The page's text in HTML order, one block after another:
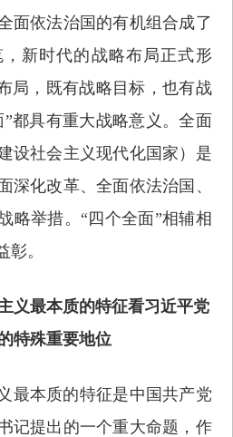
面依法治国的有机组合成了
新时代的战略布局正式形
局，既有战略目标，也有战
都具有重大战略意义。全面
设社会主义现代化国家）是
深化改革、全面依法治国、
略举措。“四个全面”相辅相
彰。
义最本质的特征看习近平党
特殊重要地位
最本质的特征是中国共产党
记提出的一个重大命题，作